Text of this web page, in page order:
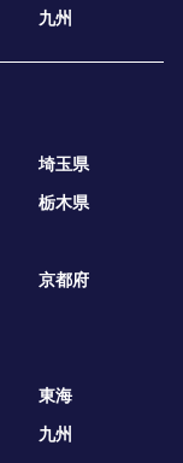
九州
埼玉県
栃木県
京都府
東海
九州